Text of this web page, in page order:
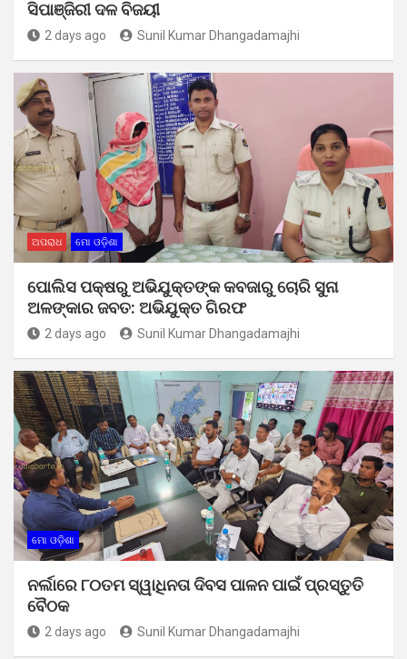
ସିପାଞ୍ଜିରୀ ଦଳ ବିଜୟୀ
2 days ago Sunil Kumar Dhangadamajhi
ଅପରାଧ ମୋ ଓଡ଼ିଶା
ପୋଲିସ ପକ୍ଷରୁ ଅଭିଯୁକ୍ତଙ୍କ କବଜାରୁ ଚୋରି ସୁନା
ଅଳଙ୍କାର ଜବତ: ଅଭିଯୁକ୍ତ ଗିରଫ
2 days ago Sunil Kumar Dhangadamajhi
ମୋ ଓଡ଼ିଶା
ନର୍ଲାରେ ୮୦ତମ ସ୍ୱାଧିନତା ଦିବସ ପାଳନ ପାଇଁ ପ୍ରସ୍ତୁତି
ବୈଠକ
2 days ago Sunil Kumar Dhangadamajhi